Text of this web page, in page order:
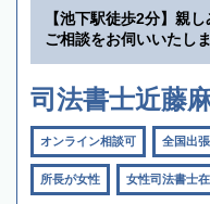
【池下駅徒歩2分】親
ご相談をお伺いいたし
司法書士近藤
オンライン相談可 全国出
所長が女性 女性司法書士